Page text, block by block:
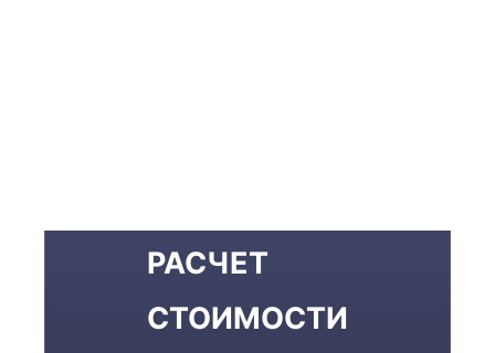
РАСЧЕТ
СТОИМОСТИ